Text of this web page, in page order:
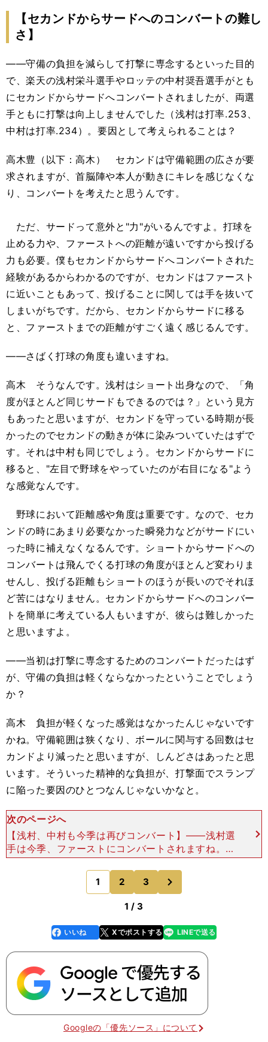
【セカンドからサードへのコンバートの難し
さ】
――守備の負担を減らして打撃に専念するといった目的
で、楽天の浅村栄斗選手やロッテの中村奨吾選手がとも
にセカンドからサードへコンバートされましたが、両選
手ともに打撃は向上しませんでした（浅村は打率.253、
中村は打率.234）。要因として考えられることは？
高木豊（以下：高木） セカンドは守備範囲の広さが要
求されますが、首脳陣や本人が動きにキレを感じなくな
り、コンバートを考えたと思うんです。
ただ、サードって意外と"力"がいるんですよ。打球を
止める力や、ファーストへの距離が遠いですから投げる
力も必要。僕もセカンドからサードへコンバートされた
経験があるからわかるのですが、セカンドはファースト
に近いこともあって、投げることに関しては手を抜いて
しまいがちです。だから、セカンドからサードに移る
と、ファーストまでの距離がすごく遠く感じるんです。
――さばく打球の角度も違いますね。
高木 そうなんです。浅村はショート出身なので、「角
度がほとんど同じサードもできるのでは？」という見方
もあったと思いますが、セカンドを守っている時期が長
かったのでセカンドの動きが体に染みついていたはずで
す。それは中村も同じでしょう。セカンドからサードに
移ると、"左目で野球をやっていたのが右目になる"よう
な感覚なんです。
野球において距離感や角度は重要です。なので、セカ
ンドの時にあまり必要なかった瞬発力などがサードにい
った時に補えなくなるんです。ショートからサードへの
コンバートは飛んでくる打球の角度がほとんど変わりま
せんし、投げる距離もショートのほうが長いのでそれほ
ど苦にはなりません。セカンドからサードへのコンバー
トを簡単に考えている人もいますが、彼らは難しかった
と思いますよ。
――当初は打撃に専念するためのコンバートだったはず
が、守備の負担は軽くならなかったということでしょう
か？
高木 負担が軽くなった感覚はなかったんじゃないです
かね。守備範囲は狭くなり、ボールに関与する回数はセ
カンドより減ったと思いますが、しんどさはあったと思
います。そういった精神的な負担が、打撃面でスランプ
に陥った要因のひとつなんじゃないかなと。
次のページへ
【浅村、中村も今季は再びコンバート】――浅村選
手は今季、ファーストにコンバートされますね。高
木 僕もサードからファーストに行きましたけど、
守備の負担は軽くなりました。ボールを扱う回数は
すごく増えま
1 2 3
1 / 3
faceboo
k
いいね Xでポストする
line LINEで送る
Googleの「優先ソース」について